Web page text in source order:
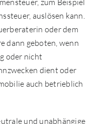
zum Beispiel
auslösen kann.
oder dem
dann geboten, wenn
oder nicht
dient oder
auch betrieblich
und unabhängige